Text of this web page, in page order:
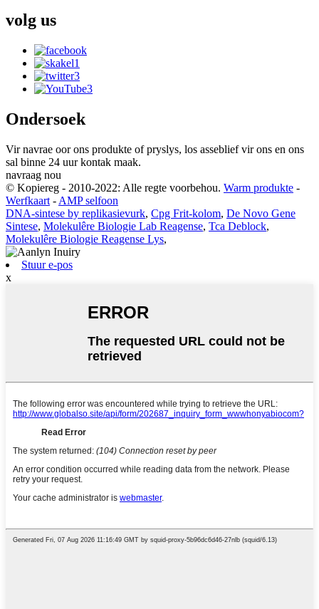
volg us
Ondersoek
Vir navrae oor ons produkte of pryslys, los asseblief vir ons en ons
sal binne 24 uur kontak maak.
navraag nou
© Kopiereg - 2010-2022: Alle regte voorbehou. Warm produkte -
Werfkaart - AMP selfoon
DNA-sintese by replikasievurk, Cpg Frit-kolom, De Novo Gene
Sintese, Molekulêre Biologie Lab Reagense, Tca Deblock,
Molekulêre Biologie Reagense Lys,
Stuur e-pos
x